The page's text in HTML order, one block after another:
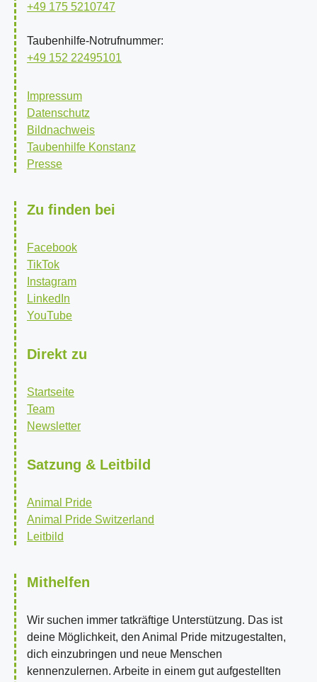
+49 175 5210747
Taubenhilfe-Notrufnummer:
+49 152 22495101
Impressum
Datenschutz
Bildnachweis
Taubenhilfe Konstanz
Presse
Zu finden bei
Facebook
TikTok
Instagram
LinkedIn
YouTube
Direkt zu
Startseite
Team
Newsletter
Satzung & Leitbild
Animal Pride
Animal Pride Switzerland
Leitbild
Mithelfen
Wir suchen immer tatkräftige Unterstützung. Das ist
deine Möglichkeit, den Animal Pride mitzugestalten,
dich einzubringen und neue Menschen
kennenzulernen. Arbeite in einem gut aufgestellten